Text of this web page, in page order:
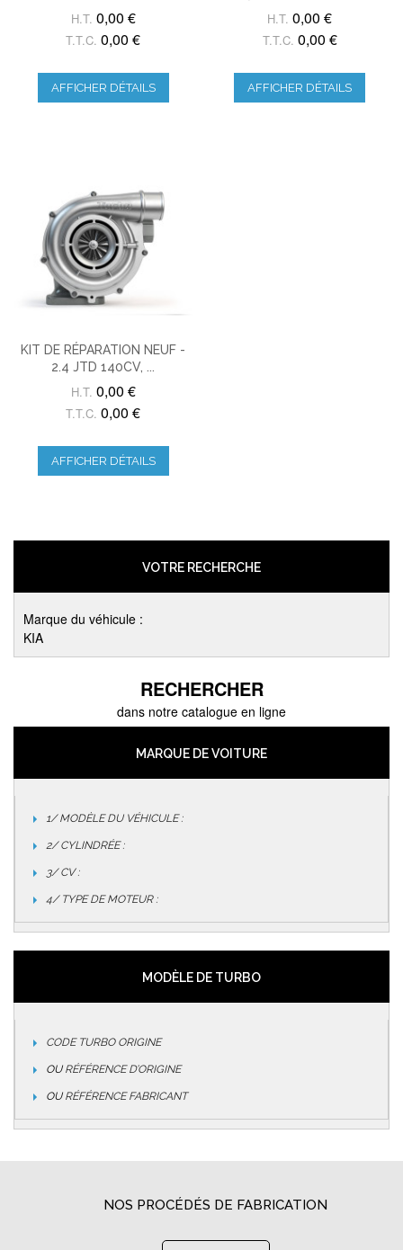
H.T. 0,00 €
T.T.C. 0,00 €
AFFICHER DÉTAILS
H.T. 0,00 €
T.T.C. 0,00 €
AFFICHER DÉTAILS
KIT DE RÉPARATION NEUF -
2.4 JTD 140CV, ...
H.T. 0,00 €
T.T.C. 0,00 €
AFFICHER DÉTAILS
VOTRE RECHERCHE
Marque du véhicule :
KIA
RECHERCHER
dans notre catalogue en ligne
MARQUE DE VOITURE
1/ MODÈLE DU VÉHICULE :
2/ CYLINDRÉE :
3/ CV :
4/ TYPE DE MOTEUR :
MODÈLE DE TURBO
CODE TURBO ORIGINE
OURÉFÉRENCE D’ORIGINE
OURÉFÉRENCE FABRICANT
NOS PROCÉDÉS DE FABRICATION